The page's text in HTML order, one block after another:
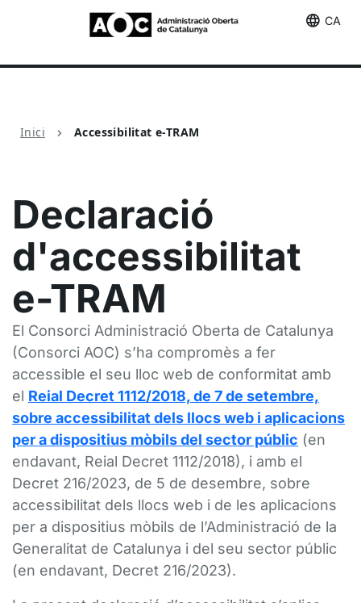
CA
Inici Accessibilitat e-TRAM
Declaració
d'accessibilitat
e-TRAM
El Consorci Administració Oberta de Catalunya
(Consorci AOC) s’ha compromès a fer
accessible el seu lloc web de conformitat amb
el Reial Decret 1112/2018, de 7 de setembre,
sobre accessibilitat dels llocs web i aplicacions
per a dispositius mòbils del sector públic (en
endavant, Reial Decret 1112/2018), i amb el
Decret 216/2023, de 5 de desembre, sobre
accessibilitat dels llocs web i de les aplicacions
per a dispositius mòbils de l’Administració de la
Generalitat de Catalunya i del seu sector públic
(en endavant, Decret 216/2023).